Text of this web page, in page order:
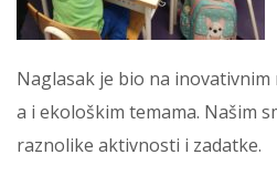
Naglasak je bio na
a i ekološkim temama. Našim
raznolike aktivnosti i zadatke.